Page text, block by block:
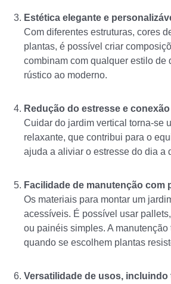
Estética elegante e
Com diferentes estruturas, cores
plantas, é possível criar
combinam com qualquer estilo
rústico ao moderno.
Redução do estresse e
Cuidar do jardim vertical torna-se
relaxante, que contribui para o
ajuda a aliviar o estresse do dia a
Facilidade de manutenção com
Os materiais para montar um
acessíveis. É possível usar
ou painéis simples. A
quando se escolhem plantas
Versatilidade de usos,